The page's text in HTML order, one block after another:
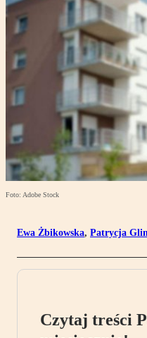
Foto: Adobe Stock
Ewa Żbikowska, Patrycja
Czytaj treści